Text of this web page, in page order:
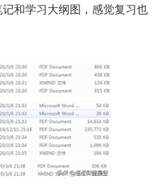
和学习大纲图，感觉复习也